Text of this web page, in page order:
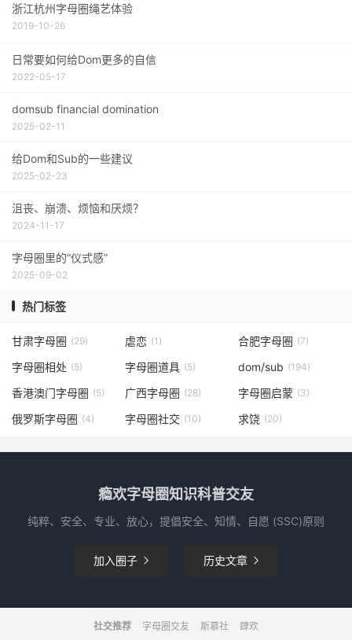
浙江杭州字母圈绳艺体验
2019-10-26
日常要如何给Dom更多的自信
2022-05-17
domsub financial domination
2025-02-11
给Dom和Sub的一些建议
2025-02-23
沮丧、崩溃、烦恼和厌烦？
2024-11-17
字母圈里的“仪式感”
2025-09-02
热门标签
甘肃字母圈 (29) 虐恋 (1) 合肥字母圈 (7)
字母圈相处 (5) 字母圈道具 (5) dom/sub (194)
香港澳门字母圈 (5) 广西字母圈 (28) 字母圈启蒙 (3)
俄罗斯字母圈 (4) 字母圈社交 (10) 求饶 (20)
瘾欢字母圈知识科普交友
纯粹、安全、专业、放心，提倡安全、知情、自愿 (SSC)原则
加入圈子  历史文章 
社交推荐 字母圈交友 斯慕社 肆欢